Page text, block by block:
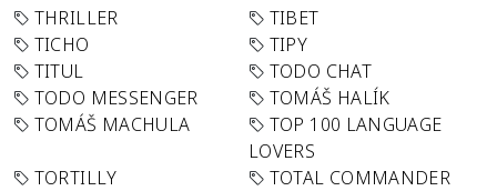
THRILLER
TIBET
TICHO
TIPY
TITUL
TODO CHAT
TODO MESSENGER
TOMÁŠ HALÍK
TOMÁŠ MACHULA
TOP 100 LANGUAGE
LOVERS
TORTILLY
TOTAL COMMANDER